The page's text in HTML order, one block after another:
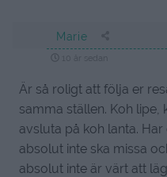
Marie
Är så roligt att följa er
samma ställen. Koh
avsluta på koh lanta.
absolut inte ska missa
absolut inte är värt att